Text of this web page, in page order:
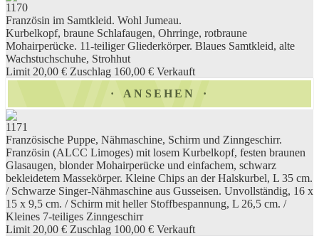
1170
Französin im Samtkleid. Wohl Jumeau.
Kurbelkopf, braune Schlafaugen, Ohrringe, rotbraune
Mohairperücke. 11-teiliger Gliederkörper. Blaues Samtkleid, alte
Wachstuchschuhe, Strohhut
Limit 20,00 € Zuschlag 160,00 € Verkauft
ANSEHEN
1171
Französische Puppe, Nähmaschine, Schirm und Zinngeschirr.
Französin (ALCC Limoges) mit losem Kurbelkopf, festen braunen
Glasaugen, blonder Mohairperücke und einfachem, schwarz
bekleidetem Massekörper. Kleine Chips an der Halskurbel, L 35 cm.
/ Schwarze Singer-Nähmaschine aus Gusseisen. Unvollständig, 16 x
15 x 9,5 cm. / Schirm mit heller Stoffbespannung, L 26,5 cm. /
Kleines 7-teiliges Zinngeschirr
Limit 20,00 € Zuschlag 100,00 € Verkauft